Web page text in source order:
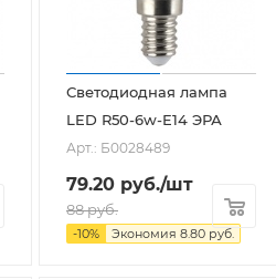
Светодиодная лампа
LED R50-6w-E14 ЭРА
Арт.: Б0028489
79.20 руб./шт
88руб.
-10% Экономия 8.80 руб.